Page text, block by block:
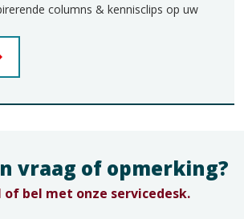
columns & kennisclips op uw
vraag of opmerking?
of bel met onze servicedesk.